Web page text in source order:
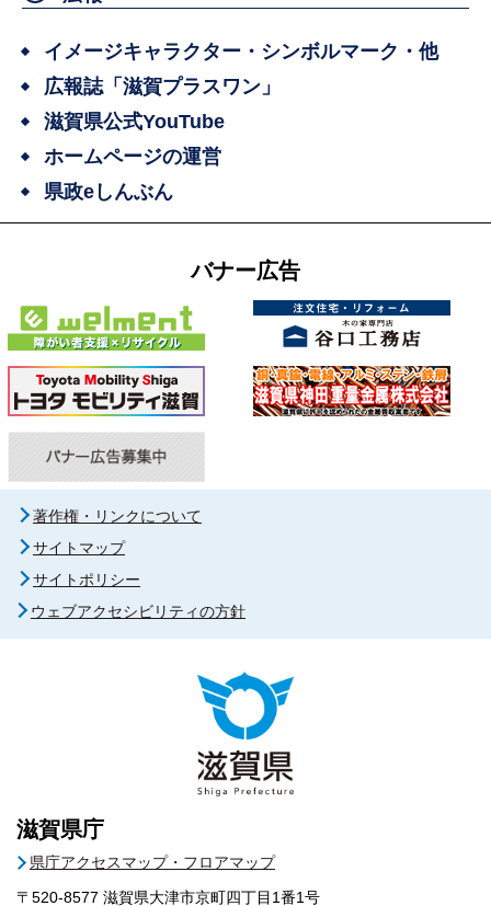
イメージキャラクター・シンボルマーク・他
広報誌「滋賀プラスワン」
滋賀県公式YouTube
ホームページの運営
県政eしんぶん
バナー広告
著作権・リンクについて
サイトマップ
サイトポリシー
ウェブアクセシビリティの方針
滋賀県庁
県庁アクセスマップ・フロアマップ
〒520-8577 滋賀県大津市京町四丁目1番1号